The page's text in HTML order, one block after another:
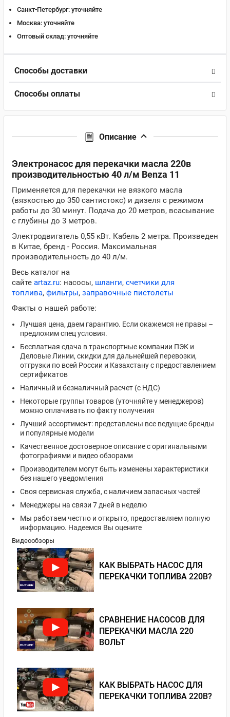
Санкт-Петербург: уточняйте
Москва: уточняйте
Оптовый склад: уточняйте
Способы доставки
Способы оплаты
Описание
Электронасос для перекачки масла 220в
производительностью 40 л/м Benza 11
Применяется для перекачки не вязкого масла
(вязкостью до 350 сантистокс) и дизеля с режимом
работы до 30 минут. Подача до 20 метров, всасывание
с глубины до 3 метров.
Электродвигатель 0,55 кВт. Кабель 2 метра. Произведен
в Китае, бренд - Россия. Максимальная
производительность до 40 л/м.
Весь каталог на
сайте artaz.ru: насосы, шланги, счетчики для
топлива, фильтры, заправочные пистолеты
Факты о нашей работе:
Лучшая цена, даем гарантию. Если окажемся не правы –
предложим спец условия.
Бесплатная сдача в транспортные компании ПЭК и
Деловые Линии, скидки для дальнейшей перевозки,
отгрузки по всей России и Казахстану с предоставлением
сертификатов
Наличный и безналичный расчет (с НДС)
Некоторые группы товаров (уточняйте у менеджеров)
можно оплачивать по факту получения
Лучший ассортимент: представлены все ведущие бренды
и популярные модели
Качественное достоверное описание с оригинальными
фотографиями и видео обзорами
Производителем могут быть изменены характеристики
без нашего уведомления
Своя сервисная служба, с наличием запасных частей
Менеджеры на связи 7 дней в неделю
Мы работаем честно и открыто, предоставляем полную
информацию. Надеемся Вы оцените
Видеообзоры
КАК ВЫБРАТЬ НАСОС ДЛЯ
ПЕРЕКАЧКИ ТОПЛИВА 220В?
СРАВНЕНИЕ НАСОСОВ ДЛЯ
ПЕРЕКАЧКИ МАСЛА 220
ВОЛЬТ
КАК ВЫБРАТЬ НАСОС ДЛЯ
ПЕРЕКАЧКИ ТОПЛИВА 220В?